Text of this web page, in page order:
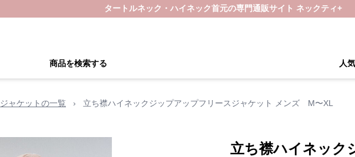
タートルネック・ハイネック首元の専門通販サイト ネックティ+
商品を検索する 人
ジャケットの一覧 › 立ち襟ハイネックジップアップフリースジャケット メンズ M〜XL
立ち襟ハイネック